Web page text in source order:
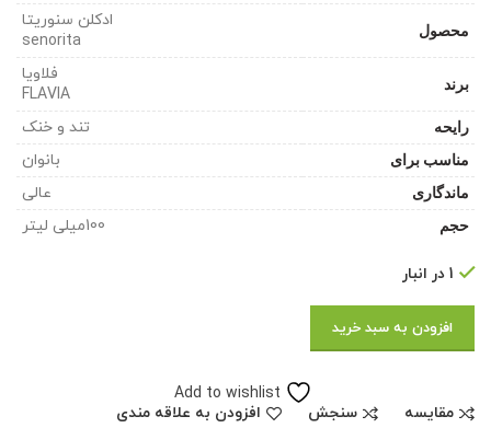
محصول
ادکلن سنوریتا
senorita
برند
فلاویا
FLAVIA
رایحه تند و خنک
مناسب برای بانوان
ماندگاری عالی
حجم 100میلی لیتر
1 در انبار
افزودن به سبد خرید
Add to wishlist
مقایسه
سنجش افزودن به علاقه مندی